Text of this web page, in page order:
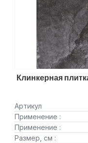
Клинкерная
Артикул
Применение :
Применение :
Размер, см :